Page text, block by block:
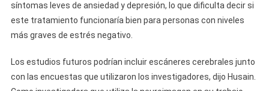
síntomas leves de ansiedad y depresión, lo que dificulta decir si
este tratamiento funcionaría bien para personas con niveles
más graves de estrés negativo.
Los estudios futuros podrían incluir escáneres cerebrales junto
con las encuestas que utilizaron los investigadores, dijo Husain.